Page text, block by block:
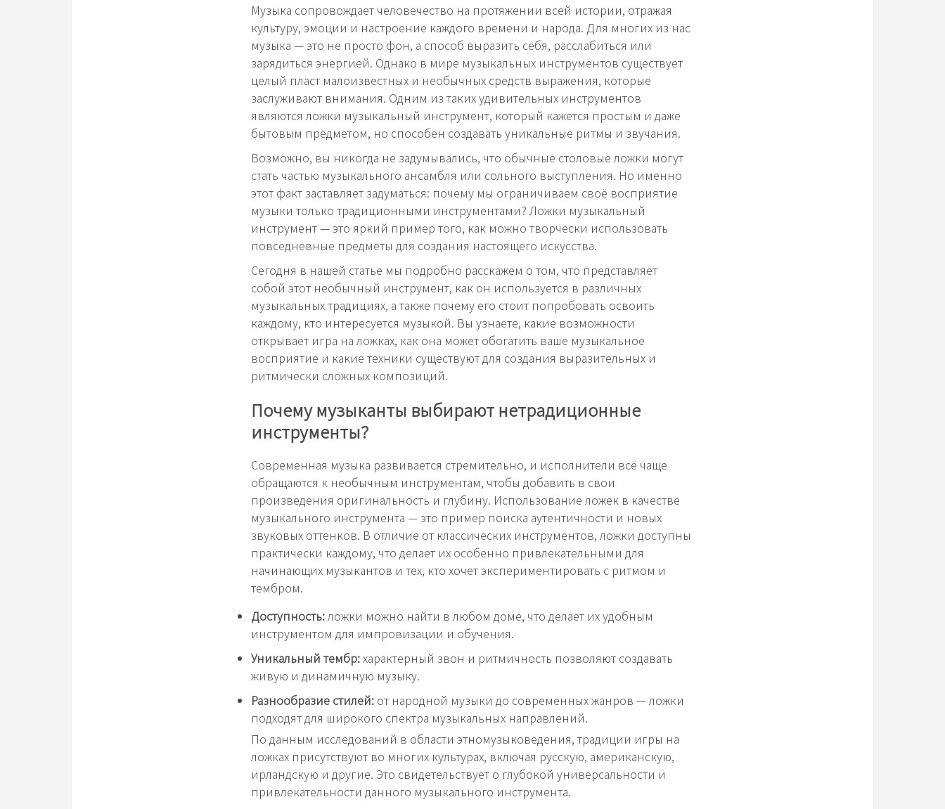
Музыка сопровождает человечество на протяжении всей истории, отражая
культуру, эмоции и настроение каждого времени и народа. Для многих из нас
музыка — это не просто фон, а способ выразить себя, расслабиться или
зарядиться энергией. Однако в мире музыкальных инструментов существует
целый пласт малоизвестных и необычных средств выражения, которые
заслуживают внимания. Одним из таких удивительных инструментов
являются ложки музыкальный инструмент, который кажется простым и даже
бытовым предметом, но способен создавать уникальные ритмы и звучания.
Возможно, вы никогда не задумывались, что обычные столовые ложки могут
стать частью музыкального ансамбля или сольного выступления. Но именно
этот факт заставляет задуматься: почему мы ограничиваем своё восприятие
музыки только традиционными инструментами? Ложки музыкальный
инструмент — это яркий пример того, как можно творчески использовать
повседневные предметы для создания настоящего искусства.
Сегодня в нашей статье мы подробно расскажем о том, что представляет
собой этот необычный инструмент, как он используется в различных
музыкальных традициях, а также почему его стоит попробовать освоить
каждому, кто интересуется музыкой. Вы узнаете, какие возможности
открывает игра на ложках, как она может обогатить ваше музыкальное
восприятие и какие техники существуют для создания выразительных и
ритмически сложных композиций.
Почему музыканты выбирают нетрадиционные
инструменты?
Современная музыка развивается стремительно, и исполнители всё чаще
обращаются к необычным инструментам, чтобы добавить в свои
произведения оригинальность и глубину. Использование ложек в качестве
музыкального инструмента — это пример поиска аутентичности и новых
звуковых оттенков. В отличие от классических инструментов, ложки доступны
практически каждому, что делает их особенно привлекательными для
начинающих музыкантов и тех, кто хочет экспериментировать с ритмом и
тембром.
Доступность: ложки можно найти в любом доме, что делает их удобным
инструментом для импровизации и обучения.
Уникальный тембр:характерный звон и ритмичность позволяют создавать
живую и динамичную музыку.
Разнообразие стилей: от народной музыки до современных жанров — ложки
подходят для широкого спектра музыкальных направлений.
По данным исследований в области этномузыковедения, традиции игры на
ложках присутствуют во многих культурах, включая русскую, американскую,
ирландскую и другие. Это свидетельствует о глубокой универсальности и
привлекательности данного музыкального инструмента.